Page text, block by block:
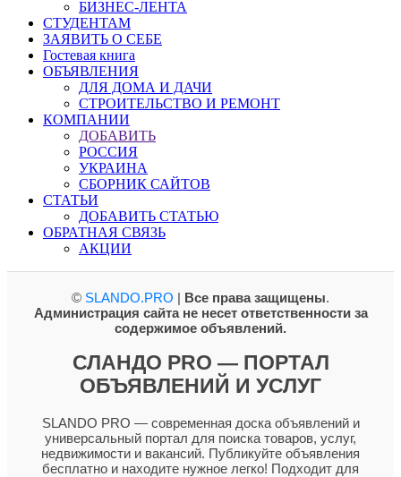
БИЗНЕС-ЛЕНТА
СТУДЕНТАМ
ЗАЯВИТЬ О СЕБЕ
Гостевая книга
ОБЪЯВЛЕНИЯ
ДЛЯ ДОМА И ДАЧИ
СТРОИТЕЛЬСТВО И РЕМОНТ
КОМПАНИИ
ДОБАВИТЬ
РОССИЯ
УКРАИНА
СБОРНИК САЙТОВ
СТАТЬИ
ДОБАВИТЬ СТАТЬЮ
ОБРАТНАЯ СВЯЗЬ
АКЦИИ
© SLANDO.PRO | Все права защищены.
Администрация сайта не несет ответственности за
содержимое объявлений.
СЛАНДО PRO — ПОРТАЛ
ОБЪЯВЛЕНИЙ И УСЛУГ
SLANDO PRO — современная доска объявлений и
универсальный портал для поиска товаров, услуг,
недвижимости и вакансий. Публикуйте объявления
бесплатно и находите нужное легко! Подходит для